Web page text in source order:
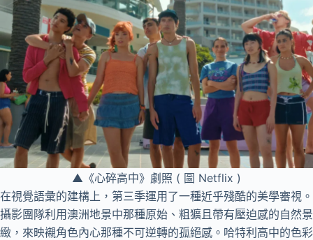
▲《心碎高中》劇照 ( 圖 Netflix )
在視覺語彙的建構上，第三季運用了一種近乎殘酷的美學審視。
攝影團隊利用澳洲地景中那種原始、粗獷且帶有壓迫感的自然景
緻，來映襯角色內心那種不可逆轉的孤絕感。哈特利高中的色彩